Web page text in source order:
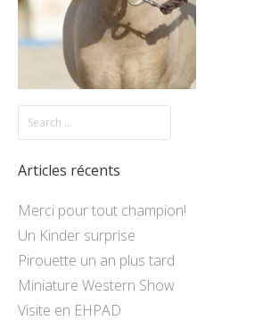
Articles récents
Merci pour tout champion!
Un Kinder surprise
Pirouette un an plus tard
Miniature Western Show
Visite en EHPAD